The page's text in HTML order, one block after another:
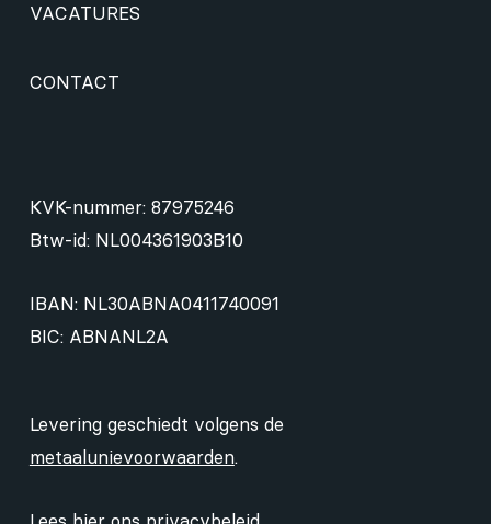
VACATURES
CONTACT
KVK-nummer: 87975246
Btw-id: NL004361903B10
IBAN: NL30ABNA0411740091
BIC: ABNANL2A
Levering geschiedt volgens de
metaalunievoorwaarden.